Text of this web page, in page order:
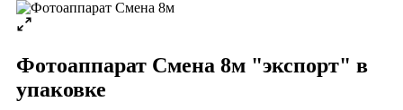
Фотоаппарат Смена 8м "экспорт" в
упаковке